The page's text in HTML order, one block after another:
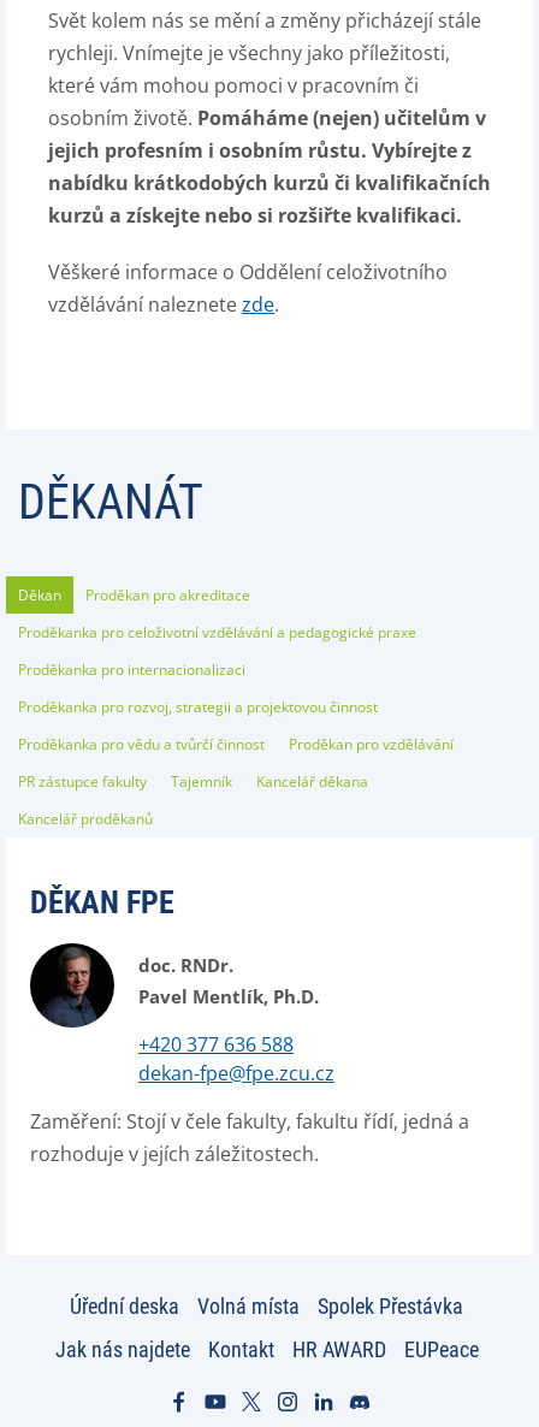
Svět kolem nás se mění a změny přicházejí stále
rychleji. Vnímejte je všechny jako příležitosti,
které vám mohou pomoci v pracovním či
osobním životě. Pomáháme (nejen) učitelům v
jejich profesním i osobním růstu. Vybírejte z
nabídku krátkodobých kurzů či kvalifikačních
kurzů a získejte nebo si rozšiřte kvalifikaci.
Věškeré informace o Oddělení celoživotního
vzdělávání naleznetezde.
DĚKANÁT
Děkan
Proděkan pro akreditace
Proděkanka pro celoživotní vzdělávání a pedagogické praxe
Proděkanka pro internacionalizaci
Proděkanka pro rozvoj, strategii a projektovou činnost
Proděkanka pro vědu a tvůrčí činnost
Proděkan pro vzdělávání
PR zástupce fakulty
Tajemník
Kancelář děkana
Kancelář proděkanů
DĚKAN FPE
doc. RNDr.
Pavel Mentlík, Ph.D.
+420 377 636 588
dekan-fpe@fpe.zcu.cz
Zaměření: Stojí v čele fakulty, fakultu řídí, jedná a
rozhoduje v jejích záležitostech.
Úřední deska Volná místa
Spolek Přestávka
Jak nás najdete
Kontakt HR AWARD EUPeace